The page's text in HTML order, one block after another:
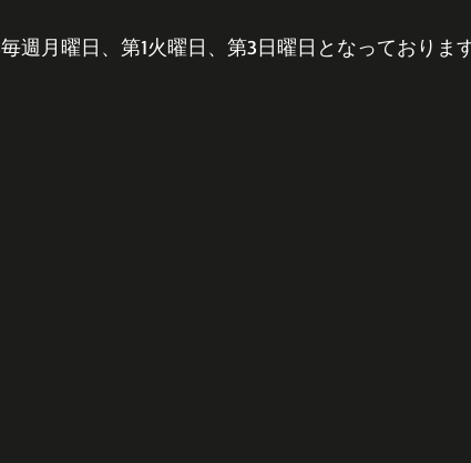
毎週月曜日、第1火曜日、第3日曜日となっておりま